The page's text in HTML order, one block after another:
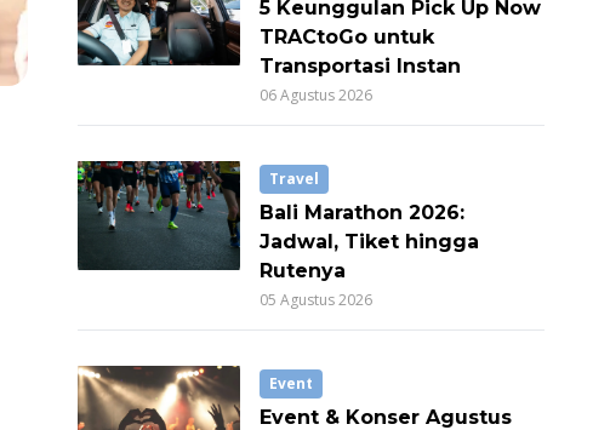
5 Keunggulan Pick Up Now
TRACtoGo untuk
Transportasi Instan
06 Agustus 2026
Travel
Bali Marathon 2026:
Jadwal, Tiket hingga
Rutenya
05 Agustus 2026
Event
Event & Konser Agustus